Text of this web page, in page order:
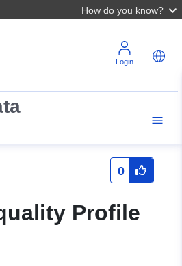
How do you know?
Login
0
Profile